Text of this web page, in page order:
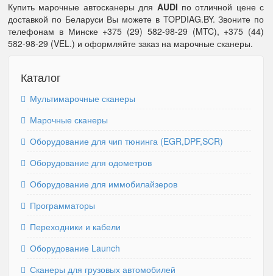
Каталог
Мультимарочные сканеры
Марочные сканеры
Оборудование для чип тюнинга (EGR,DPF,SCR)
Оборудование для одометров
Оборудование для иммобилайзеров
Программаторы
Переходники и кабели
Оборудование Launch
Сканеры для грузовых автомобилей
Купить марочные автосканеры для AUDI по отличной цене с
доставкой по Беларуси Вы можете в TOPDIAG.BY. Звоните по
телефонам в Минске +375 (29) 582-98-29 (MTC), +375 (44)
582-98-29 (VEL.) и оформляйте заказ на марочные сканеры.